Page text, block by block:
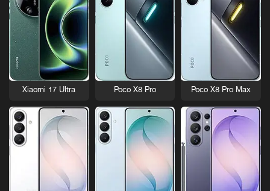
Poco X8 Pro Max
Poco X8 Pro
Xiaomi 17 Ultra